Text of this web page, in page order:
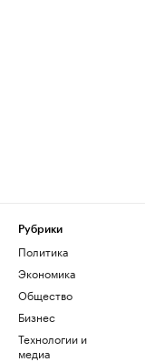
Рубрики
Политика
Экономика
Общество
Бизнес
Технологии и
медиа